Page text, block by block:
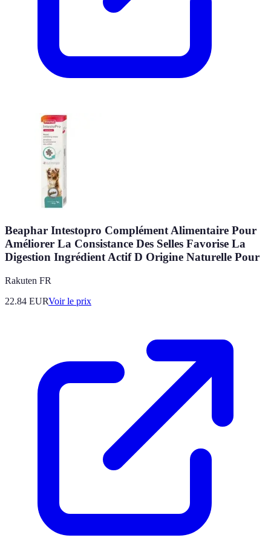
Beaphar Intestopro Complément Alimentaire Pour
Améliorer La Consistance Des Selles Favorise La
Digestion Ingrédient Actif D Origine Naturelle Pour
Rakuten FR
22.84 EURVoir le prix